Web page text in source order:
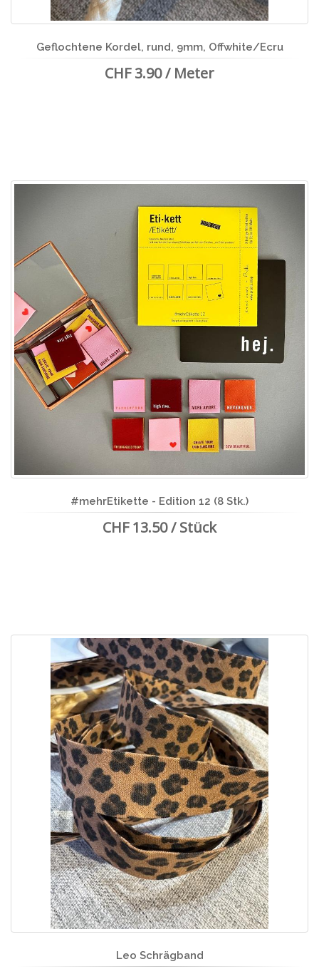
Geflochtene Kordel, rund, 9mm, Offwhite/Ecru
CHF 3.90 / Meter
#mehrEtikette - Edition 12 (8 Stk.)
CHF 13.50 / Stück
Leo Schrägband